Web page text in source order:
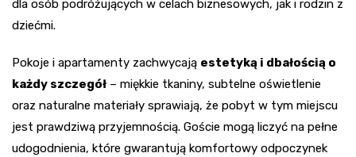
dla osób podróżujących w celach biznesowych, jak i rodzin z
dziećmi.
Pokoje i apartamenty zachwycają estetyką i dbałością o
każdy szczegół – miękkie tkaniny, subtelne oświetlenie
oraz naturalne materiały sprawiają, że pobyt w tym miejscu
jest prawdziwą przyjemnością. Goście mogą liczyć na pełne
udogodnienia, które gwarantują komfortowy odpoczynek